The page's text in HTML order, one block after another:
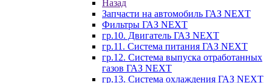
Назад
Запчасти на автомобиль ГАЗ NEXT
Фильтры ГАЗ NEXT
гр.10. Двигатель ГАЗ NEXT
гр.11. Система питания ГАЗ NEXT
гр.12. Система выпуска отработанных
газов ГАЗ NEXT
гр.13. Система охлаждения ГАЗ NEXT